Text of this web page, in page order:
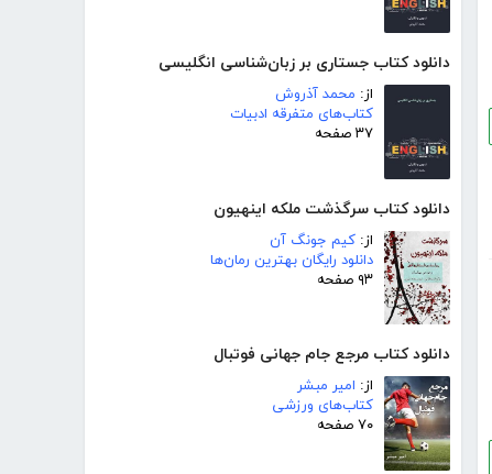
دانلود کتاب جستاری بر زبان‌شناسی انگلیسی
از: محمد آذروش
کتاب‌های متفرقه ادبیات
۳۷ صفحه
دانلود کتاب سرگذشت ملکه اینهیون
از: کیم جونگ آن
دانلود رایگان بهترین رمان‌ها
۹۳ صفحه
دانلود کتاب مرجع جام جهانی فوتبال
از: امیر مبشر
کتاب‌های ورزشی
۷۰ صفحه